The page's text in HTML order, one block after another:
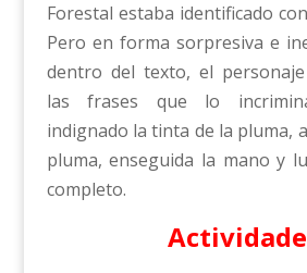
Forestal estaba identificado
Pero en forma sorpresiva e
dentro del texto, el
las frases que lo
indignado la tinta de la pluma,
pluma, enseguida la mano y
completo.